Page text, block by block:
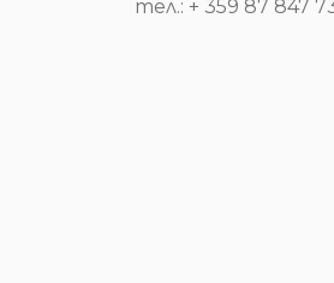
тел.: + 359 87 847